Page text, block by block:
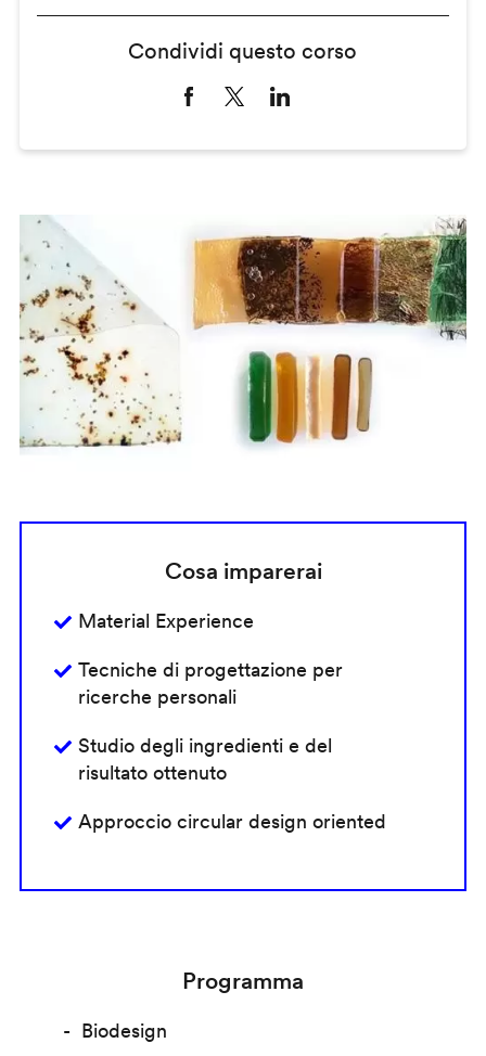
Condividi questo corso
Cosa imparerai
Material Experience
Tecniche di progettazione per
ricerche personali
Studio degli ingredienti e del
risultato ottenuto
Approccio circular design oriented
Programma
Biodesign